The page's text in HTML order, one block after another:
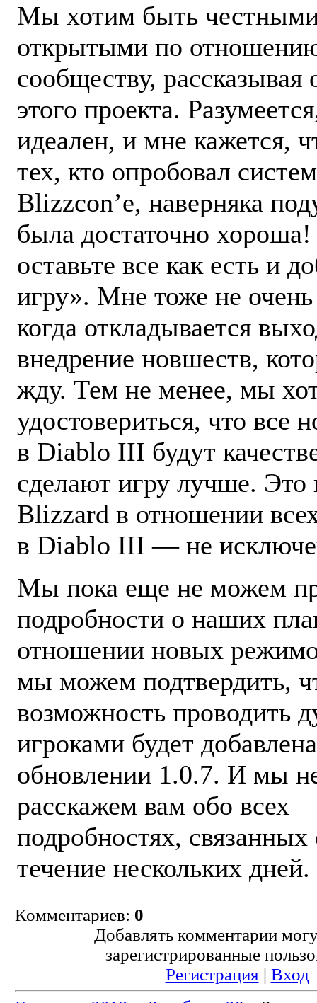
Мы хотим быть
открытыми по
сообществу, рассказывая
этого проекта.
идеален, и мне кажется,
тех, кто опробовал
Blizzcon’е, наверняка
была достаточно
оставьте все как есть и
игру». Мне тоже не очень
когда откладывается
внедрение новшеств,
жду. Тем не менее, мы
удостовериться, что все
в Diablo III будут
сделают игру лучше. Это
Blizzard в отношении
в Diablo III — не
Мы пока еще не можем
подробности о наших
отношении новых
мы можем подтвердить,
возможность проводить
игроками будет
обновлении 1.0.7. И мы
расскажем вам обо всех
подробностях,
течение нескольких дней.
Комментариев: 0
Добавлять комментарии
зарегистрированные
Регистрация | Вход